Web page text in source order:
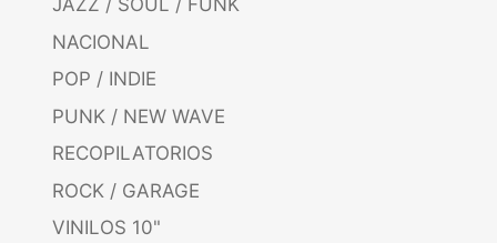
JAZZ / SOUL / FUNK
NACIONAL
POP / INDIE
PUNK / NEW WAVE
RECOPILATORIOS
ROCK / GARAGE
VINILOS 10"